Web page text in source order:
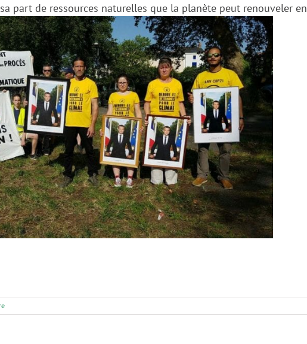
sa part de ressources naturelles que la planète peut renouveler en